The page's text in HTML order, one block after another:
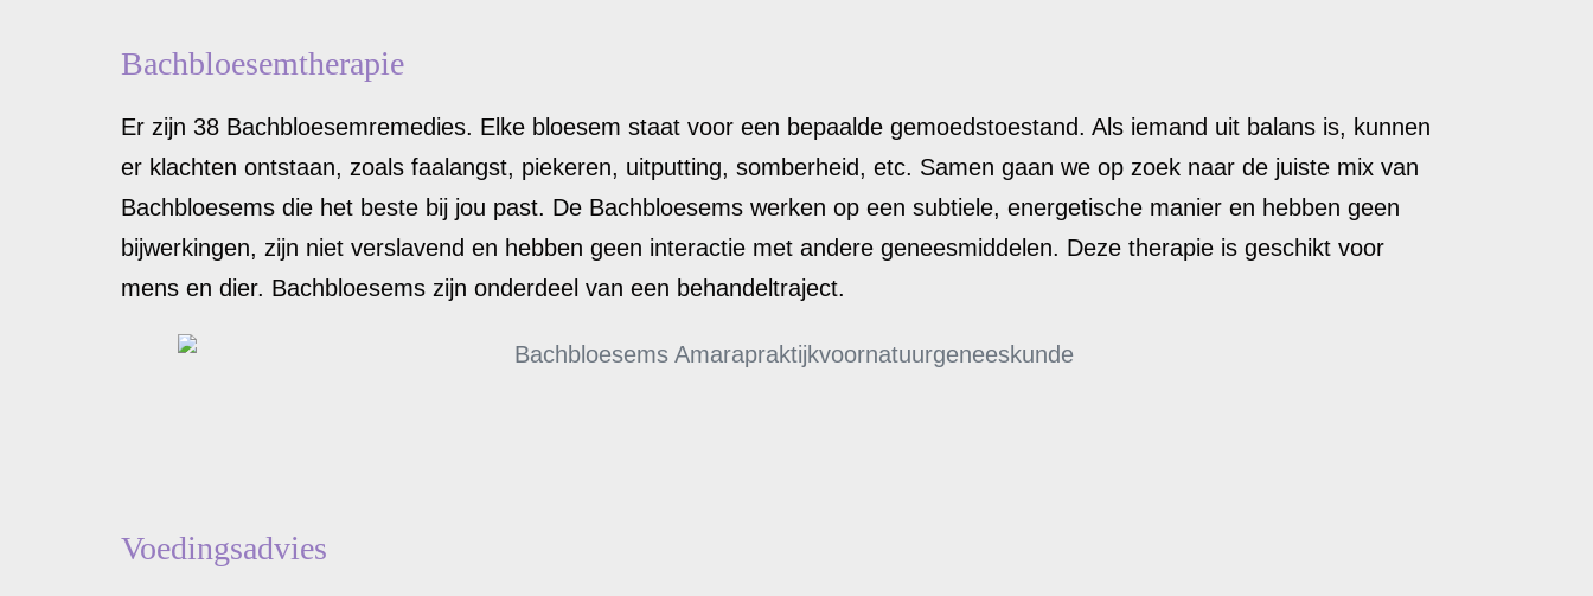
Bachbloesemtherapie
Er zijn 38 Bachbloesemremedies. Elke bloesem staat voor een bepaalde gemoedstoestand. Als iemand uit balans is, kunnen
er klachten ontstaan, zoals faalangst, piekeren, uitputting, somberheid, etc. Samen gaan we op zoek naar de juiste mix van
Bachbloesems die het beste bij jou past. De Bachbloesems werken op een subtiele, energetische manier en hebben geen
bijwerkingen, zijn niet verslavend en hebben geen interactie met andere geneesmiddelen. Deze therapie is geschikt voor
mens en dier. Bachbloesems zijn onderdeel van een behandeltraject.
Voedingsadvies